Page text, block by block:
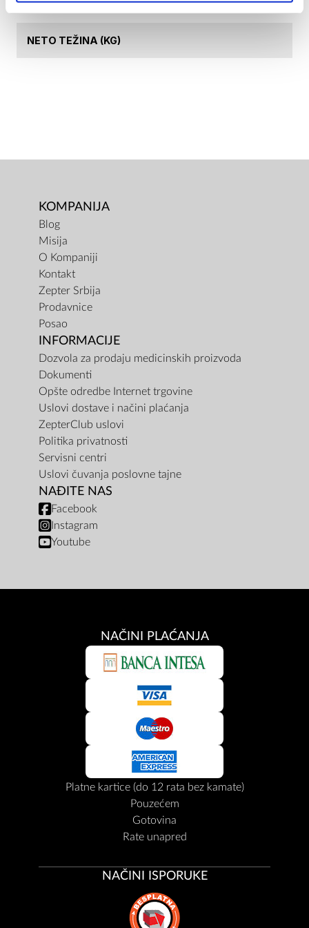
BRUTO TEŽINA (KG)
NETO TEŽINA (KG)
KOMPANIJA
Blog
Misija
O Kompaniji
Kontakt
Zepter Srbija
Prodavnice
Posao
INFORMACIJE
Dozvola za prodaju medicinskih proizvoda
Dokumenti
Opšte odredbe Internet trgovine
Uslovi dostave i načini plaćanja
ZepterClub uslovi
Politika privatnosti
Servisni centri
Uslovi čuvanja poslovne tajne
NAĐITE NAS
Facebook
Instagram
Youtube
NAČINI PLAĆANJA
Platne kartice (do 12 rata bez kamate)
Pouzećem
Gotovina
Rate unapred
NAČINI ISPORUKE